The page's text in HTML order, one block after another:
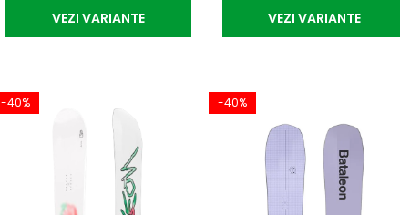
VEZI VARIANTE VEZI VARIANTE
-40% -40%